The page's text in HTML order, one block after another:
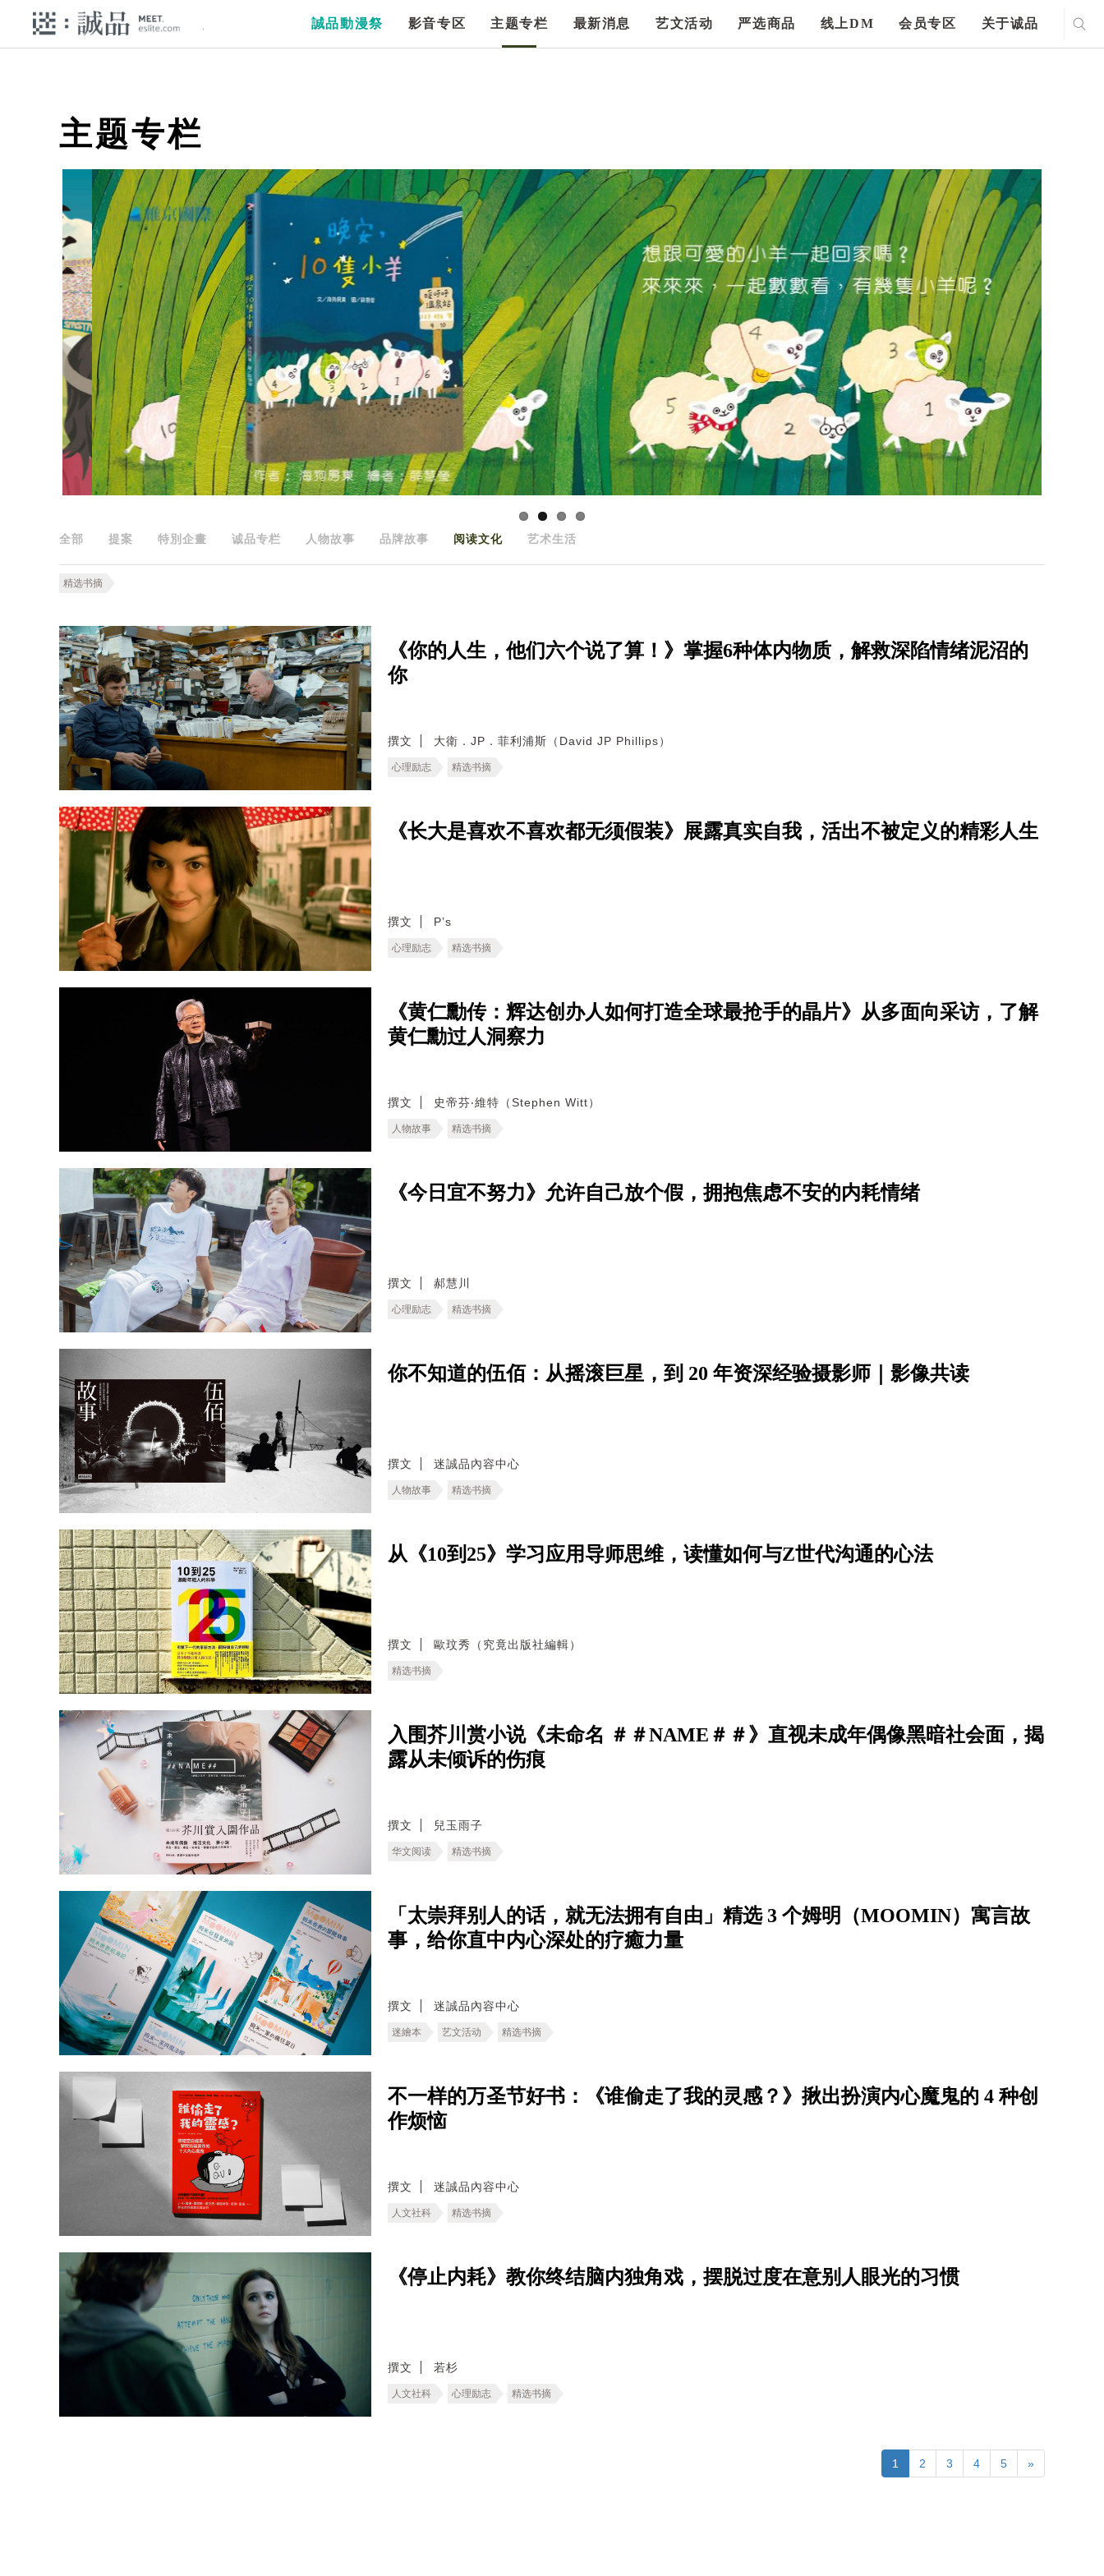
誠品動漫祭 影音专区 主题专栏 最新消息 艺文活动 严选商品 线上DM 会员专区 关于诚品
主题专栏
全部 提案 特別企畫 诚品专栏 人物故事 品牌故事 阅读文化 艺术生活
精选书摘
《你的人生，他们六个说了算！》掌握6种体内物质，解救深陷情绪泥沼的
你
撰文 大衛．JP．菲利浦斯（David JP Phillips）
心理励志 精选书摘
《长大是喜欢不喜欢都无须假装》展露真实自我，活出不被定义的精彩人生
撰文 P’s
心理励志 精选书摘
《黄仁勳传：辉达创办人如何打造全球最抢手的晶片》从多面向采访，了解
黄仁勳过人洞察力
撰文 史帝芬‧維特（Stephen Witt）
人物故事 精选书摘
《今日宜不努力》允许自己放个假，拥抱焦虑不安的内耗情绪
撰文 郝慧川
心理励志 精选书摘
你不知道的伍佰：从摇滚巨星，到 20 年资深经验摄影师｜影像共读
撰文 迷誠品內容中心
人物故事 精选书摘
从《10到25》学习应用导师思维，读懂如何与Z世代沟通的心法
撰文 歐玟秀（究竟出版社編輯）
精选书摘
入围芥川赏小说《未命名 ＃＃NAME＃＃》直视未成年偶像黑暗社会面，揭
露从未倾诉的伤痕
撰文 兒玉雨子
华文阅读 精选书摘
「太崇拜别人的话，就无法拥有自由」精选 3 个姆明（MOOMIN）寓言故
事，给你直中内心深处的疗癒力量
撰文 迷誠品內容中心
迷繪本 艺文活动 精选书摘
不一样的万圣节好书：《谁偷走了我的灵感？》揪出扮演内心魔鬼的 4 种创
作烦恼
撰文 迷誠品內容中心
人文社科 精选书摘
《停止内耗》教你终结脑内独角戏，摆脱过度在意别人眼光的习惯
撰文 若杉
人文社科 心理励志 精选书摘
1 2 3 4 5 »